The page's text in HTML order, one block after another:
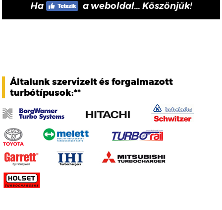
Ha a weboldal... Köszönjük!
Általunk szervizelt és forgalmazott
turbótípusok:**